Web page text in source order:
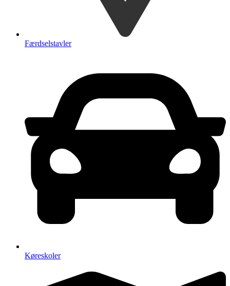
Færdselstavler
Køreskoler